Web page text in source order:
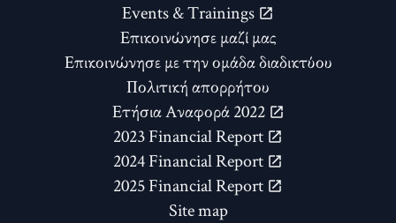
Events & Trainings
Επικοινώνησε μαζί μας
Επικοινώνησε με την ομάδα διαδικτύου
Πολιτική απορρήτου
Ετήσια Αναφορά 2022
2023 Financial Report
2024 Financial Report
2025 Financial Report
Site map